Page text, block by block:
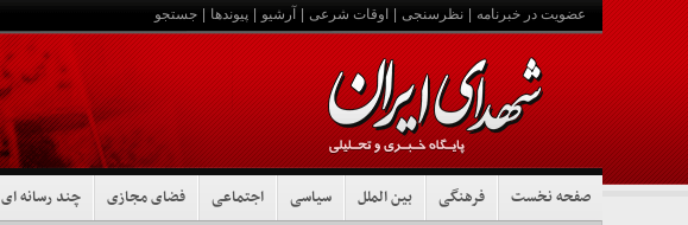
عضویت در خبرنامه نظرسنجی اوقات شرعی آرشیو پیوندها جستجو
صفحه نخست فرهنگی بین الملل سیاسی اجتماعی فضای مجازی چند رسانه ای